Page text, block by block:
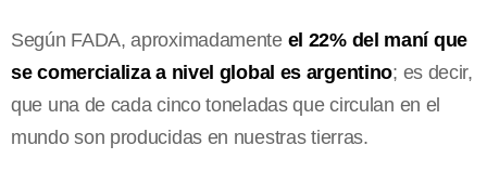
Según FADA, aproximadamente el 22% del maní que
se comercializa a nivel global es argentino; es decir,
que una de cada cinco toneladas que circulan en el
mundo son producidas en nuestras tierras.